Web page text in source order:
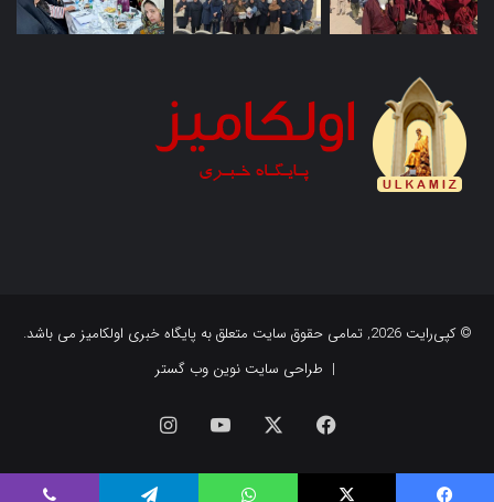
© کپی‌رایت 2026, تمامی حقوق سایت متعلق به پایگاه خبری اولکامیز می باشد.
| طراحی سایت نوین وب گستر
فیس
بوک
یوتیوب